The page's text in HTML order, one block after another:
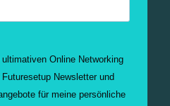
Online Networking
Newsletter und
für meine persönliche